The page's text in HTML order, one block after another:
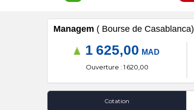
Managem ( Bourse de Casablanca)
1 625,00 MAD
Ouverture : 1 620,00
Cotation